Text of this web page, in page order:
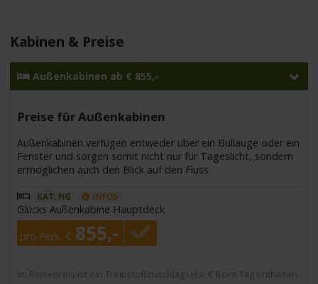
Kabinen & Preise
Außenkabinen ab € 855,-
Preise für Außenkabinen
Außenkabinen verfügen entweder über ein Bullauge oder ein
Fenster und sorgen somit nicht nur für Tageslicht, sondern
ermöglichen auch den Blick auf den Fluss.
KAT. HG INFOS
Glücks Außenkabine Hauptdeck
pro Pers. € 855,-
Im Reisepreis ist ein Treibstoffzuschlag i.H.v. € 8 pro Tag enthalten.